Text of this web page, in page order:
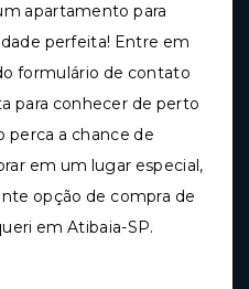
apartamento para
perfeita! Entre em
formulário de contato
para conhecer de perto
perca a chance de
em um lugar especial,
opção de compra de
em Atibaia-SP.